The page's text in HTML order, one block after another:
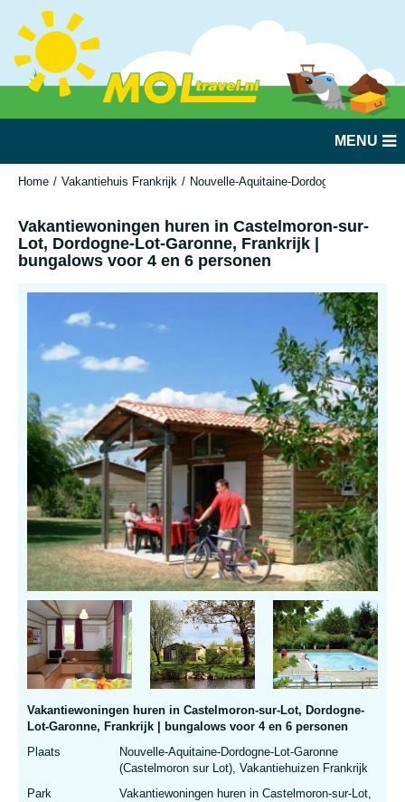
MENU
Home Vakantiehuis Frankrijk Nouvelle-Aquitaine-Dordogne-Lot-
Vakantiewoningen huren in Castelmoron-sur-
Lot, Dordogne-Lot-Garonne, Frankrijk |
bungalows voor 4 en 6 personen
Vakantiewoningen huren in Castelmoron-sur-Lot, Dordogne-
Lot-Garonne, Frankrijk | bungalows voor 4 en 6 personen
Plaats
Nouvelle-Aquitaine-Dordogne-Lot-Garonne
(Castelmoron sur Lot), Vakantiehuizen Frankrijk
Park
Vakantiewoningen huren in Castelmoron-sur-Lot,